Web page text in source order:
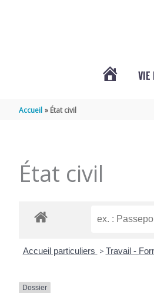
MAZERAY
VIE
Accueil État civil
État civil
Accueil particuliers > Travail -
Dossier